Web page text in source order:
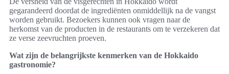
gegarandeerd doordat de ingrediënten onmiddellijk na de vangst
worden gebruikt. Bezoekers kunnen ook vragen naar de
herkomst van de producten in de restaurants om te verzekeren dat
ze verse zeevruchten proeven.
Wat zijn de belangrijkste kenmerken van de Hokkaido
gastronomie?